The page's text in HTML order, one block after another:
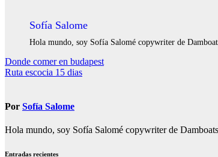
Sofía Salome
Hola mundo, soy Sofía Salomé copywriter de
Navegación
de
Donde comer en budapest
Ruta escocia 15 dias
Por Sofía Salome
Hola mundo, soy Sofía Salomé copywriter de
Entradas recientes